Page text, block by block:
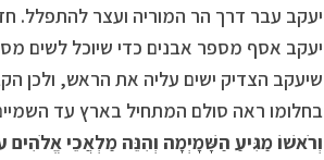
יעקב עבר דרך הר המוריה ועצר להתפלל.
יעקב אסף מספר אבנים כדי שיוכל לשים
שיעקב הצדיק ישים עליה את הראש, ולכן
בחלומו ראה סולם המתחיל בארץ עד השמיים
וְרֹאשׁוֹ מַגִּיעַ הַשָּׁמָיְמָה וְהִנֵּה מַלְאֲכֵי אֱלֹהִים